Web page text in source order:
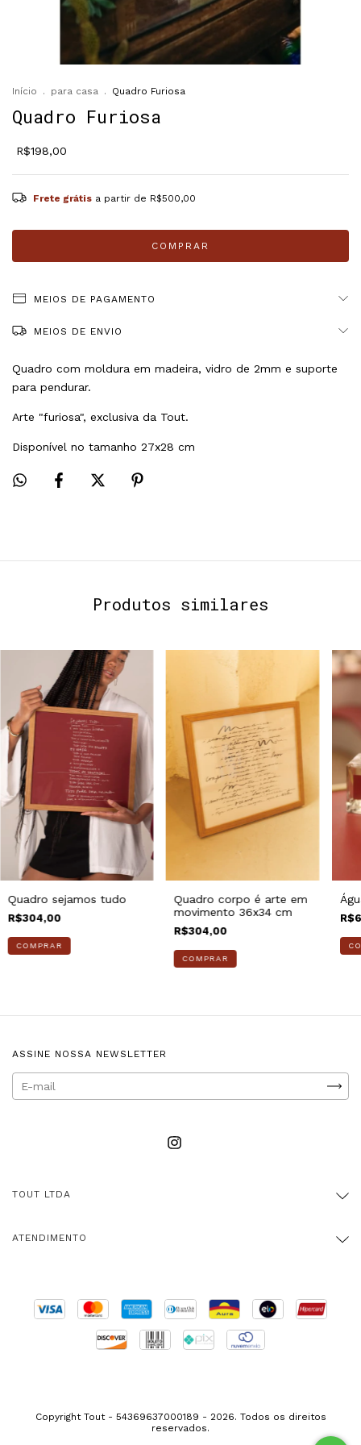
Início . para casa . Quadro Furiosa
Quadro Furiosa
R$198,00
Frete grátis a partir de R$500,00
MEIOS DE PAGAMENTO
MEIOS DE ENVIO
Quadro com moldura em madeira, vidro de 2mm e suporte
para pendurar.
Arte "furiosa", exclusiva da Tout.
Disponível no tamanho 27x28 cm
Produtos similares
Quadro sejamos tudo
R$304,00
Quadro corpo é arte em
movimento 36x34 cm
R$304,00
ASSINE NOSSA NEWSLETTER
TOUT LTDA
ATENDIMENTO
Copyright Tout - 54369637000189 - 2026. Todos os direitos
reservados.